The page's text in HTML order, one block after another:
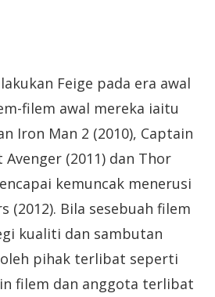
Feige pada era awal
filem awal mereka iaitu
Iron Man 2 (2010), Captain
(2011) dan Thor
kemuncak menerusi
(2012). Bila sesebuah filem
kualiti dan sambutan
pihak terlibat seperti
filem dan anggota terlibat